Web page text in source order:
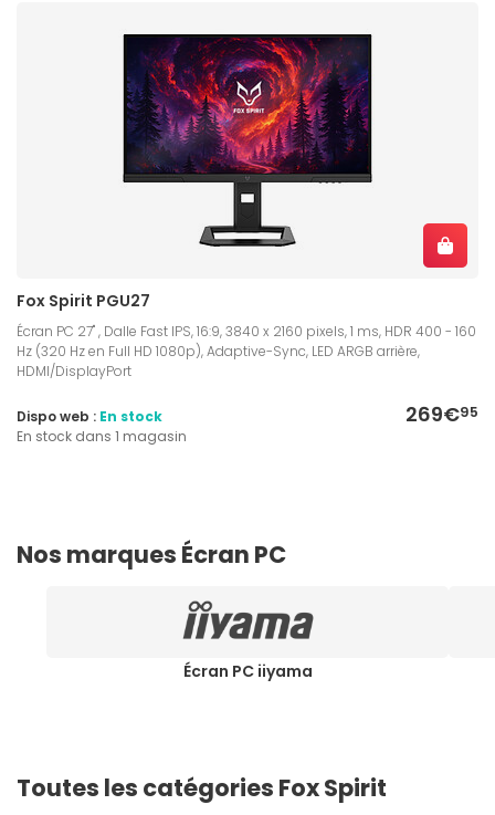
Fox Spirit PGU27
Écran PC 27" , Dalle Fast IPS, 16:9, 3840 x 2160 pixels, 1 ms, HDR 400 - 160
Hz (320 Hz en Full HD 1080p), Adaptive-Sync, LED ARGB arrière,
HDMI/DisplayPort
269€95
Dispo web : En stock
En stock dans 1 magasin
Nos marques Écran PC
Écran PC iiyama
Toutes les catégories Fox Spirit